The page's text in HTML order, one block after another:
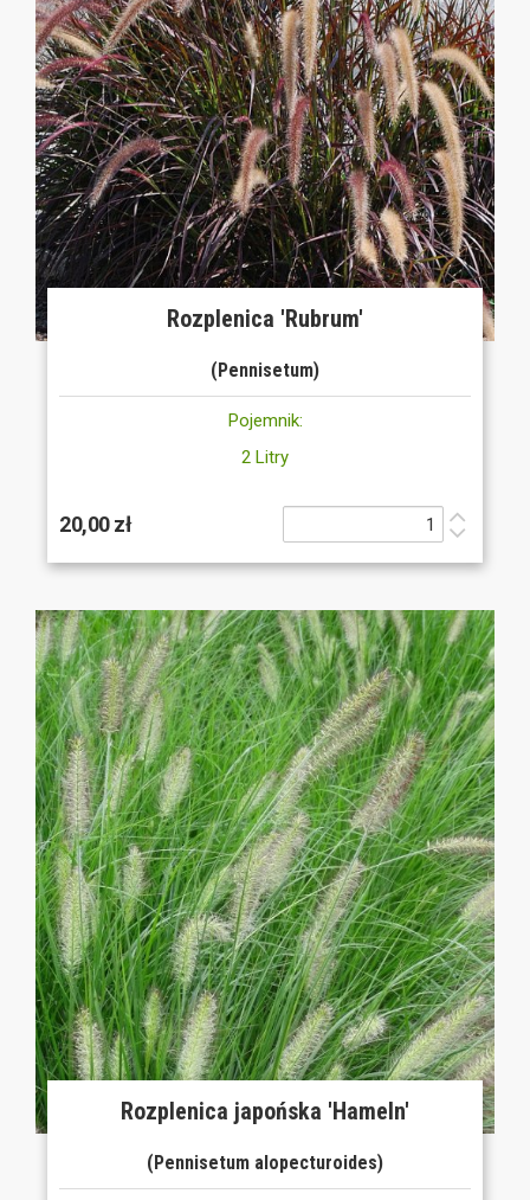
Rozplenica 'Rubrum'
(Pennisetum)
Pojemnik:
2 Litry
20,00 zł
Rozplenica japońska 'Hameln'
(Pennisetum alopecturoides)